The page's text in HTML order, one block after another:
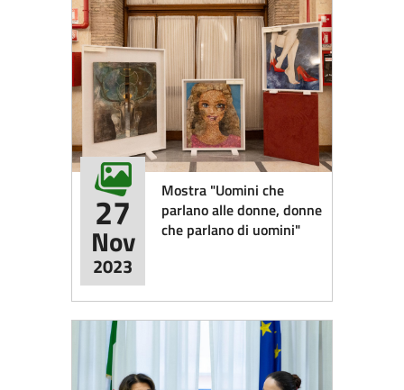
Mostra "Uomini che
parlano alle donne, donne
che parlano di uomini"
27
Nov
2023